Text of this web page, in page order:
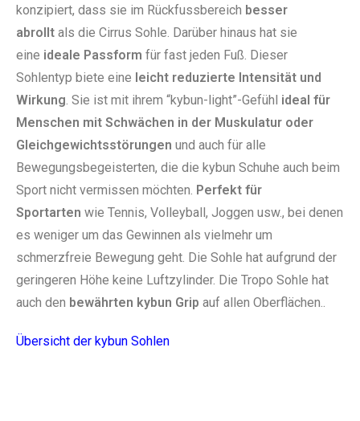
konzipiert, dass sie im Rückfussbereich besser
abrollt als die Cirrus Sohle. Darüber hinaus hat sie
eine ideale Passform für fast jeden Fuß. Dieser
Sohlentyp biete eine leicht reduzierte Intensität und
Wirkung . Sie ist mit ihrem “kybun-light”-Gefühl ideal für
Menschen mit Schwächen in der Muskulatur oder
Gleichgewichtsstörungen und auch für alle
Bewegungsbegeisterten, die die kybun Schuhe auch beim
Sport nicht vermissen möchten. Perfekt für
Sportarten wie Tennis, Volleyball, Joggen usw., bei denen
es weniger um das Gewinnen als vielmehr um
schmerzfreie Bewegung geht. Die Sohle hat aufgrund der
geringeren Höhe keine Luftzylinder. Die Tropo Sohle hat
auch den bewährten kybun Grip auf allen Oberflächen..
Übersicht der kybun Sohlen